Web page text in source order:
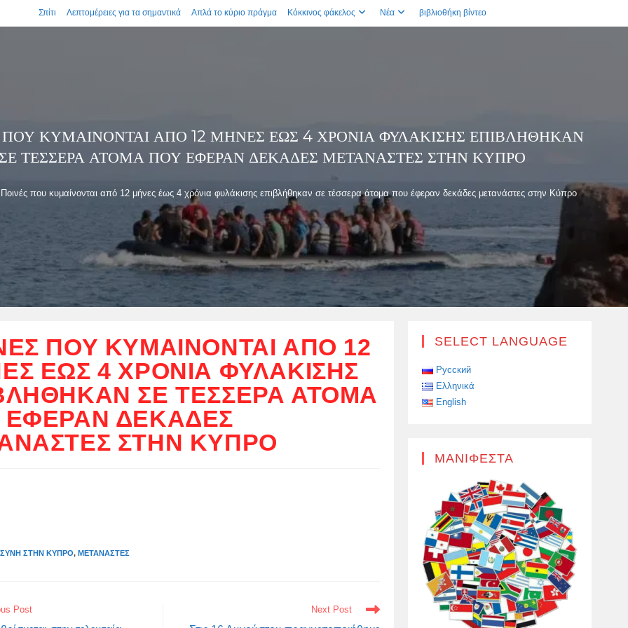
Σπίτι Λεπτομέρειες για τα σημαντικά Απλά το κύριο πράγμα Κόκκινος φάκελος Νέα βιβλιοθήκη βίντεο
ΠΟΥ ΚΥΜΑΊΝΟΝΤΑΙ ΑΠΌ 12 ΜΉΝΕΣ ΈΩΣ 4 ΧΡΌΝΙΑ ΦΥΛΆΚΙΣΗΣ ΕΠΙΒΛΉΘΗΚΑΝ
ΣΕ ΤΈΣΣΕΡΑ ΆΤΟΜΑ ΠΟΥ ΈΦΕΡΑΝ ΔΕΚΆΔΕΣ ΜΕΤΑΝΆΣΤΕΣ ΣΤΗΝ ΚΎΠΡΟ
Ποινές που κυμαίνονται από 12 μήνες έως 4 χρόνια φυλάκισης επιβλήθηκαν σε τέσσερα άτομα που έφεραν δεκάδες μετανάστες στην Κύπρο
ΠΟΥ ΚΥΜΑΊΝΟΝΤΑΙ ΑΠΌ 12
ΈΩΣ 4 ΧΡΌΝΙΑ ΦΥΛΆΚΙΣΗΣ
ΣΕ ΤΈΣΣΕΡΑ ΆΤΟΜΑ
ΈΦΕΡΑΝ ΔΕΚΆΔΕΣ
ΣΤΗΝ ΚΎΠΡΟ
ΣΤΗΝ ΚΎΠΡΟ, ΜΕΤΑΝΆΣΤΕΣ
Post Next Post
SELECT LANGUAGE
Русский
Ελληνικά
English
ΜΑΝΙΦΈΣΤΑ